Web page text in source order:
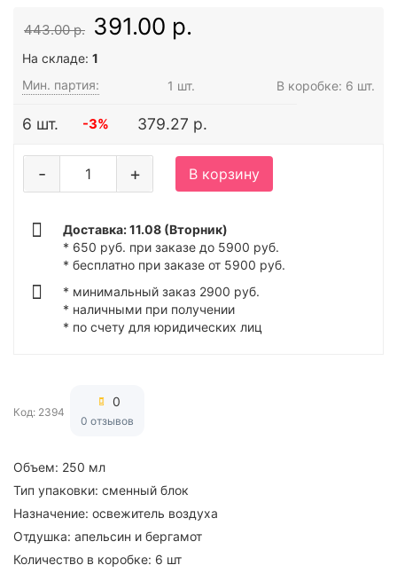
Объем: 250 мл
Тип упаковки: сменный блок
Назначение: освежитель воздуха
Отдушка: апельсин и бергамот
Количество в коробке: 6 шт
443.00 р. 391.00 р.
На складе: 1
Мин. партия:
1 шт. В коробке: 6 шт.
6 шт. -3% 379.27 р.
+
- В корзину
Доставка: 11.08 (Вторник)
* 650 руб. при заказе до 5900 руб.
* бесплатно при заказе от 5900 руб.
* минимальный заказ 2900 руб.
* наличными при получении
* по счету для юридических лиц
Код: 2394
0
0 отзывов